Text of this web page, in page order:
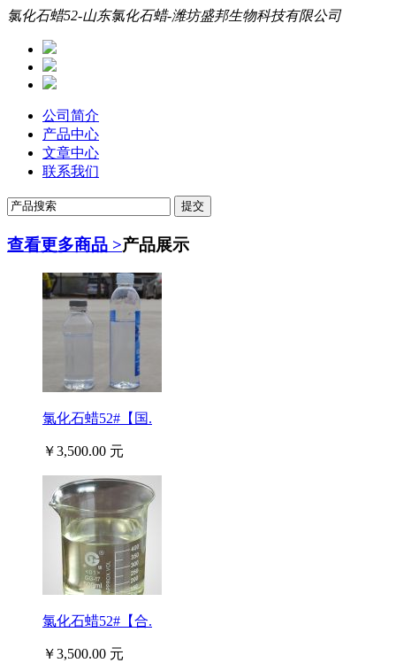
氯化石蜡52-山东氯化石蜡-潍坊盛邦生物科技有限公司
公司简介
产品中心
文章中心
联系我们
查看更多商品 >产品展示
氯化石蜡52#【国.
￥3,500.00 元
氯化石蜡52#【合.
￥3,500.00 元